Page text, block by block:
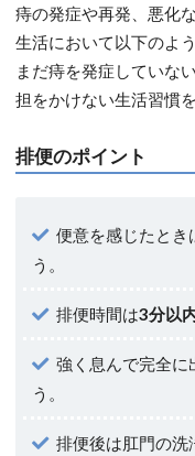
痔の発症や再発、悪化
生活において以下のよ
まだ痔を発症していな
担をかけない生活習慣
排便のポイント
便意を感じたとき
う。
排便時間は3分以
強く息んで完全に
う。
排便後は肛門の洗